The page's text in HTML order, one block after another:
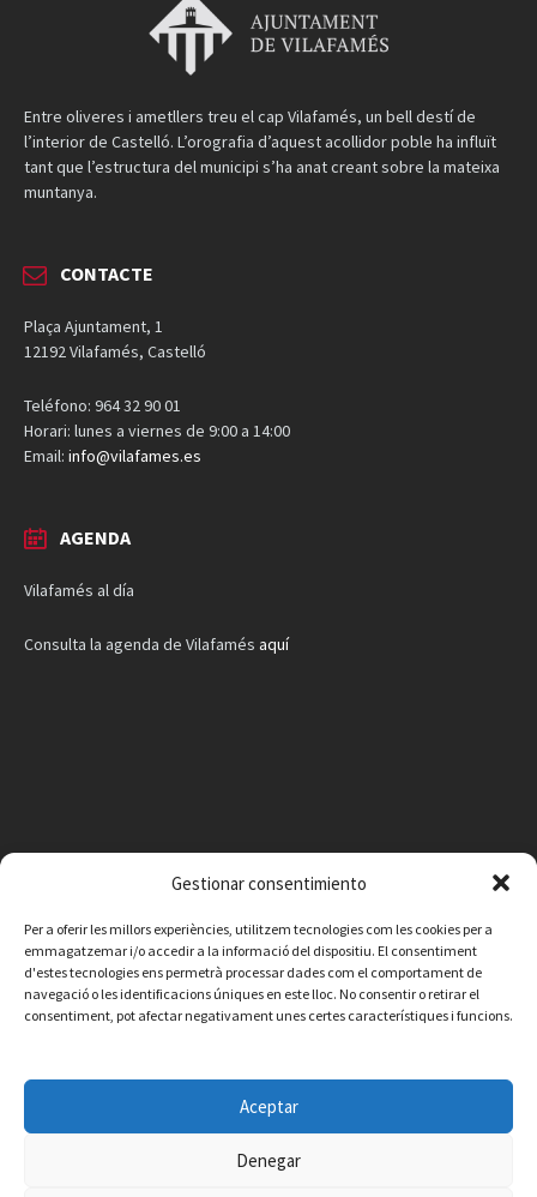
Gestionar consentimiento
Per a oferir les millors experiències, utilitzem tecnologies com les cookies per a
emmagatzemar i/o accedir a la informació del dispositiu. El consentiment
d'estes tecnologies ens permetrà processar dades com el comportament de
navegació o les identificacions úniques en este lloc. No consentir o retirar el
consentiment, pot afectar negativament unes certes característiques i funcions.
Aceptar
Denegar
Entre oliveres i ametllers treu el cap Vilafamés, un bell destí de
l’interior de Castelló. L’orografia d’aquest acollidor poble ha influït
tant que l’estructura del municipi s’ha anat creant sobre la mateixa
muntanya.
CONTACTE
Plaça Ajuntament, 1
12192 Vilafamés, Castelló
Teléfono: 964 32 90 01
Horari: lunes a viernes de 9:00 a 14:00
Email: info@vilafames.es
AGENDA
Vilafamés al día
Consulta la agenda de Vilafamés aquí
Política de privacitat
© 2026 Ajuntament de Vilafamés - Desarrollada por